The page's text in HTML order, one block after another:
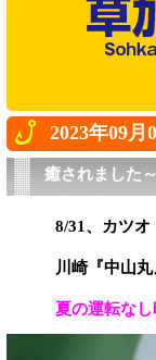
2023年09月
癒されました
8/31、カツ
川崎『中山
夏の運転な